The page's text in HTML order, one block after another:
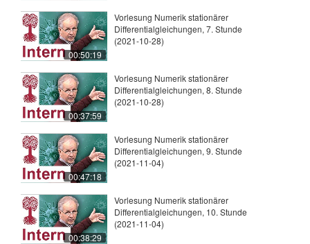
00:50:19
Vorlesung Numerik stationärer
Differentialgleichungen, 7. Stunde
(2021-10-28)
00:37:59
Vorlesung Numerik stationärer
Differentialgleichungen, 8. Stunde
(2021-10-28)
00:47:18
Vorlesung Numerik stationärer
Differentialgleichungen, 9. Stunde
(2021-11-04)
00:38:29
Vorlesung Numerik stationärer
Differentialgleichungen, 10. Stunde
(2021-11-04)